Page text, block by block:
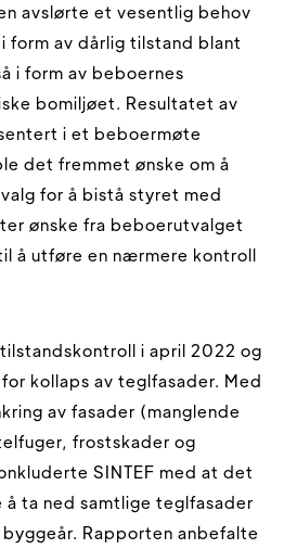
avslørte et vesentlig behov
form av dårlig tilstand blant
i form av beboernes
bomiljøet. Resultatet av
i et beboermøte
det fremmet ønske om å
for å bistå styret med
ønske fra beboerutvalget
å utføre en nærmere kontroll
i april 2022 og
kollaps av teglfasader. Med
av fasader (manglende
frostskader og
SINTEF med at det
ta ned samtlige teglfasader
Rapporten anbefalte